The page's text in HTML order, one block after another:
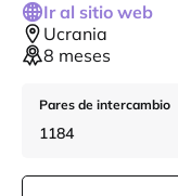
Ir al sitio web
Ucrania
8 meses
Pares de intercambio
1184